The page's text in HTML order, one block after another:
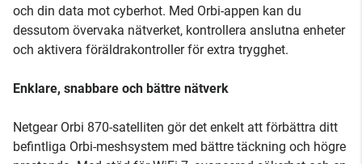
och din data mot cyberhot. Med Orbi-appen kan du
dessutom övervaka nätverket, kontrollera anslutna enheter
och aktivera föräldrakontroller för extra trygghet.
Enklare, snabbare och bättre nätverk
Netgear Orbi 870-satelliten gör det enkelt att förbättra ditt
befintliga Orbi-meshsystem med bättre täckning och högre